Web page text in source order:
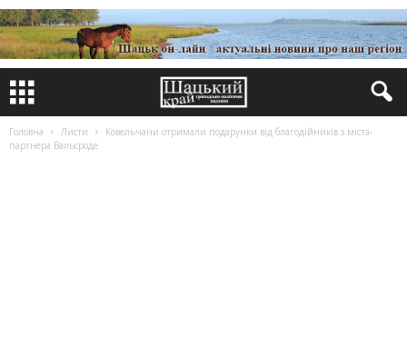
Головна Листи
Ковельчани отримали подарунки від благодійників з міста-
партнера Вальсроде